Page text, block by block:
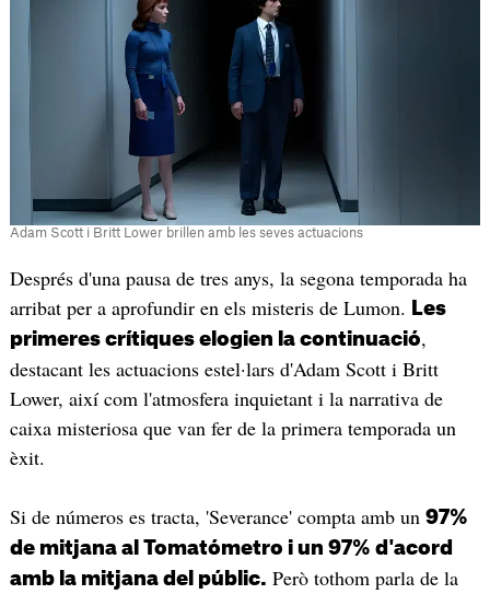
Adam Scott i Britt Lower brillen amb les seves actuacions
Després d'una pausa de tres anys, la segona temporada ha
arribat per a aprofundir en els misteris de Lumon.
Les
primeres crítiques elogien la continuació,
destacant les actuacions estel·lars d'Adam Scott i Britt
Lower, així com l'atmosfera inquietant i la narrativa de
caixa misteriosa que van fer de la primera temporada un
èxit.
Si de números es tracta, 'Severance' compta amb un 97%
de mitjana al Tomatómetro i un 97% d'acord
amb la mitjana del públic. Però tothom parla de la